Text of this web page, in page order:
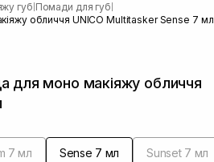
губ Помади для губ
обличчя UNICO Multitasker Sense 7 мл
для моно макіяжу обличчя
7 мл Sense 7 мл Sunset 7 мл